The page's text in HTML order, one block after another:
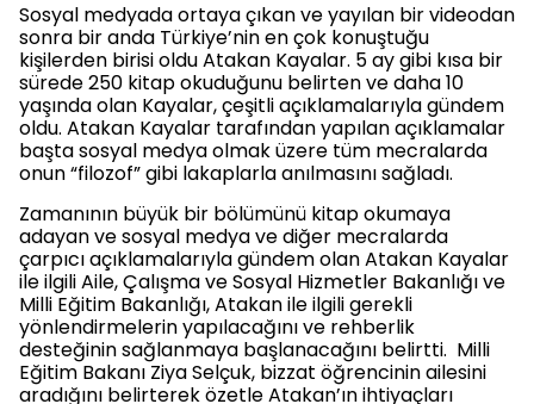
Sosyal medyada ortaya çıkan ve yayılan bir videodan
sonra bir anda Türkiye’nin en çok konuştuğu
kişilerden birisi oldu Atakan Kayalar. 5 ay gibi kısa bir
sürede 250 kitap okuduğunu belirten ve daha 10
yaşında olan Kayalar, çeşitli açıklamalarıyla gündem
oldu. Atakan Kayalar tarafından yapılan açıklamalar
başta sosyal medya olmak üzere tüm mecralarda
onun “filozof” gibi lakaplarla anılmasını sağladı.
Zamanının büyük bir bölümünü kitap okumaya
adayan ve sosyal medya ve diğer mecralarda
çarpıcı açıklamalarıyla gündem olan Atakan Kayalar
ile ilgili Aile, Çalışma ve Sosyal Hizmetler Bakanlığı ve
Milli Eğitim Bakanlığı, Atakan ile ilgili gerekli
yönlendirmelerin yapılacağını ve rehberlik
desteğinin sağlanmaya başlanacağını belirtti. Milli
Eğitim Bakanı Ziya Selçuk, bizzat öğrencinin ailesini
aradığını belirterek özetle Atakan’ın ihtiyaçları